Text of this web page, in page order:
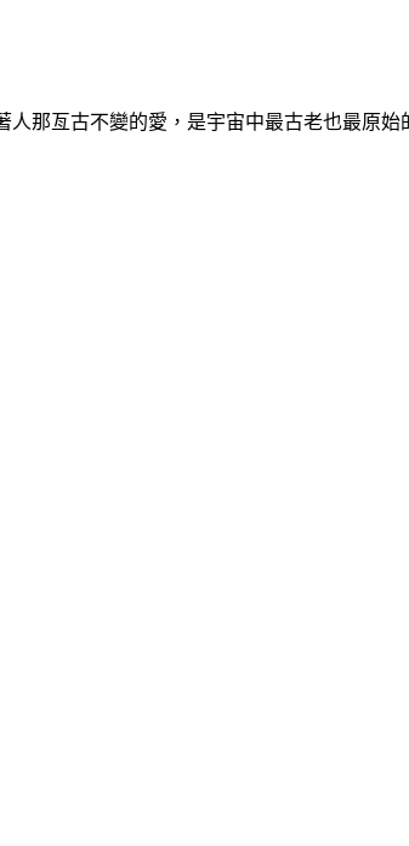
那亙古不變的愛，是宇宙中最古老也最原